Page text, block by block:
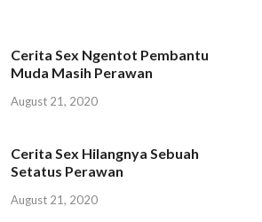
Cerita Sex Ngentot Pembantu
Muda Masih Perawan
August 21, 2020
Cerita Sex Hilangnya Sebuah
Setatus Perawan
August 21, 2020